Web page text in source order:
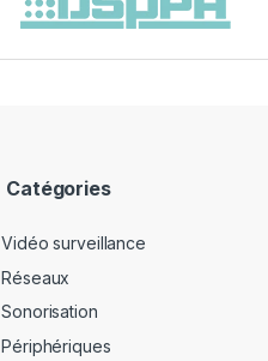
Catégories
Vidéo surveillance
Réseaux
Sonorisation
Périphériques